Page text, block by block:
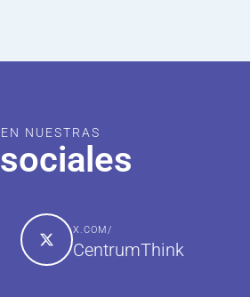
NUESTRAS
X.COM/
CentrumThink